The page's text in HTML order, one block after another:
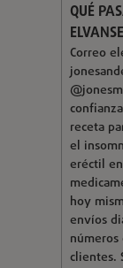
QUÉ
ELVANSE
Correo
receta
el
eréctil
hoy
envíos
clientes.